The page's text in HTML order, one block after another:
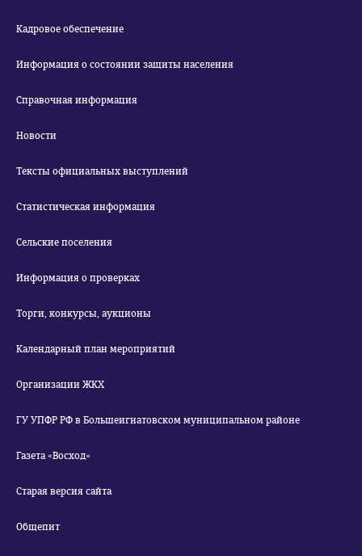
Кадровое обеспечение
Информация о состоянии защиты населения
Справочная информация
Новости
Тексты официальных выступлений
Статистическая информация
Сельские поселения
Информация о проверках
Торги, конкурсы, аукционы
Календарный план мероприятий
Организации ЖКХ
ГУ УПФР РФ в Большеигнатовском муниципальном районе
Газета «Восход»
Старая версия сайта
Общепит